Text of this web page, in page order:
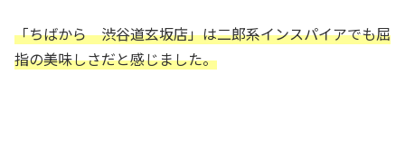
「ちばから 渋谷道玄坂店」は二郎系インスパイアでも屈
指の美味しさだと感じました。